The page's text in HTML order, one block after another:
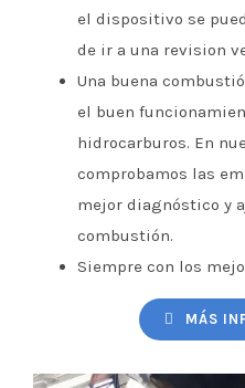
el dispositivo se
de ir a una revision
Una buena
el buen
hidrocarburos. En
comprobamos las
mejor diagnóstico y
combustión.
Siempre con los
MÁS